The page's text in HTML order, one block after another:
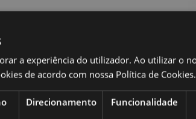
a experiência do utilizador. Ao utilizar o
de acordo com nossa Política de Cookies.
Direcionamento Funcionalidade